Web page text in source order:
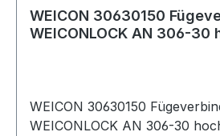
WEICON 30630150
WEICONLOCK AN 306-30
WEICON 30630150
WEICONLOCK AN 306-30